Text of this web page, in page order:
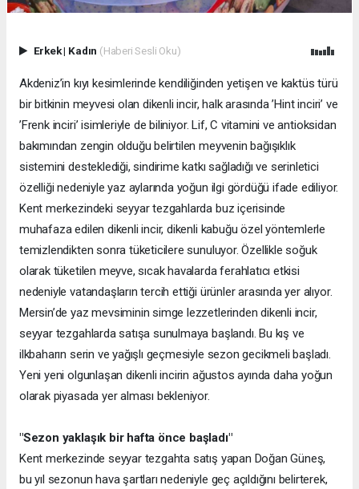
Erkek| Kadın (Haberi Sesli Oku)
Akdeniz’in kıyı kesimlerinde kendiliğinden yetişen ve kaktüs türü
bir bitkinin meyvesi olan dikenli incir, halk arasında ’Hint inciri’ ve
’Frenk inciri’ isimleriyle de biliniyor. Lif, C vitamini ve antioksidan
bakımından zengin olduğu belirtilen meyvenin bağışıklık
sistemini desteklediği, sindirime katkı sağladığı ve serinletici
özelliği nedeniyle yaz aylarında yoğun ilgi gördüğü ifade ediliyor.
Kent merkezindeki seyyar tezgahlarda buz içerisinde
muhafaza edilen dikenli incir, dikenli kabuğu özel yöntemlerle
temizlendikten sonra tüketicilere sunuluyor. Özellikle soğuk
olarak tüketilen meyve, sıcak havalarda ferahlatıcı etkisi
nedeniyle vatandaşların tercih ettiği ürünler arasında yer alıyor.
Mersin’de yaz mevsiminin simge lezzetlerinden dikenli incir,
seyyar tezgahlarda satışa sunulmaya başlandı. Bu kış ve
ilkbaharın serin ve yağışlı geçmesiyle sezon gecikmeli başladı.
Yeni yeni olgunlaşan dikenli incirin ağustos ayında daha yoğun
olarak piyasada yer alması bekleniyor.
"Sezon yaklaşık bir hafta önce başladı"
Kent merkezinde seyyar tezgahta satış yapan Doğan Güneş,
bu yıl sezonun hava şartları nedeniyle geç açıldığını belirterek,